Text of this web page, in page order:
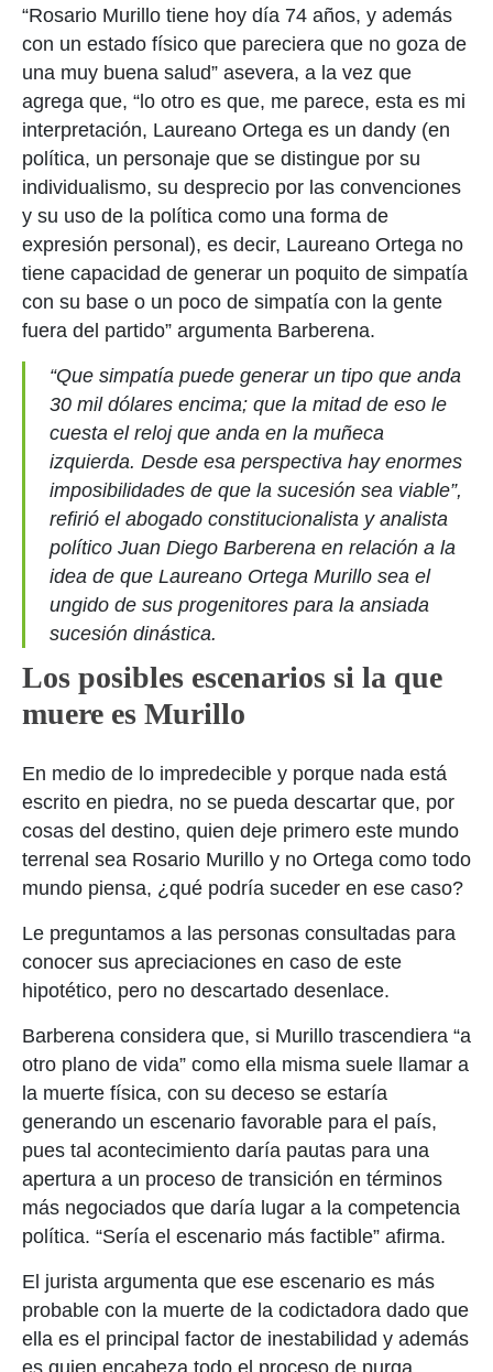
“Rosario Murillo tiene hoy día 74 años, y además
con un estado físico que pareciera que no goza de
una muy buena salud” asevera, a la vez que
agrega que, “lo otro es que, me parece, esta es mi
interpretación, Laureano Ortega es un dandy (en
política, un personaje que se distingue por su
individualismo, su desprecio por las convenciones
y su uso de la política como una forma de
expresión personal), es decir, Laureano Ortega no
tiene capacidad de generar un poquito de simpatía
con su base o un poco de simpatía con la gente
fuera del partido” argumenta Barberena.
“Que simpatía puede generar un tipo que anda
30 mil dólares encima; que la mitad de eso le
cuesta el reloj que anda en la muñeca
izquierda. Desde esa perspectiva hay enormes
imposibilidades de que la sucesión sea viable”,
refirió el abogado constitucionalista y analista
político Juan Diego Barberena en relación a la
idea de que Laureano Ortega Murillo sea el
ungido de sus progenitores para la ansiada
sucesión dinástica.
Los posibles escenarios si la que
muere es Murillo
En medio de lo impredecible y porque nada está
escrito en piedra, no se pueda descartar que, por
cosas del destino, quien deje primero este mundo
terrenal sea Rosario Murillo y no Ortega como todo
mundo piensa, ¿qué podría suceder en ese caso?
Le preguntamos a las personas consultadas para
conocer sus apreciaciones en caso de este
hipotético, pero no descartado desenlace.
Barberena considera que, si Murillo trascendiera “a
otro plano de vida” como ella misma suele llamar a
la muerte física, con su deceso se estaría
generando un escenario favorable para el país,
pues tal acontecimiento daría pautas para una
apertura a un proceso de transición en términos
más negociados que daría lugar a la competencia
política. “Sería el escenario más factible” afirma.
El jurista argumenta que ese escenario es más
probable con la muerte de la codictadora dado que
ella es el principal factor de inestabilidad y además
es quien encabeza todo el proceso de purga